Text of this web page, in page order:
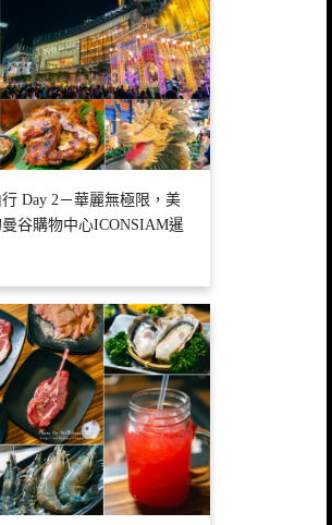
Day 2－華麗無極限，美
谷購物中心ICONSIAM暹